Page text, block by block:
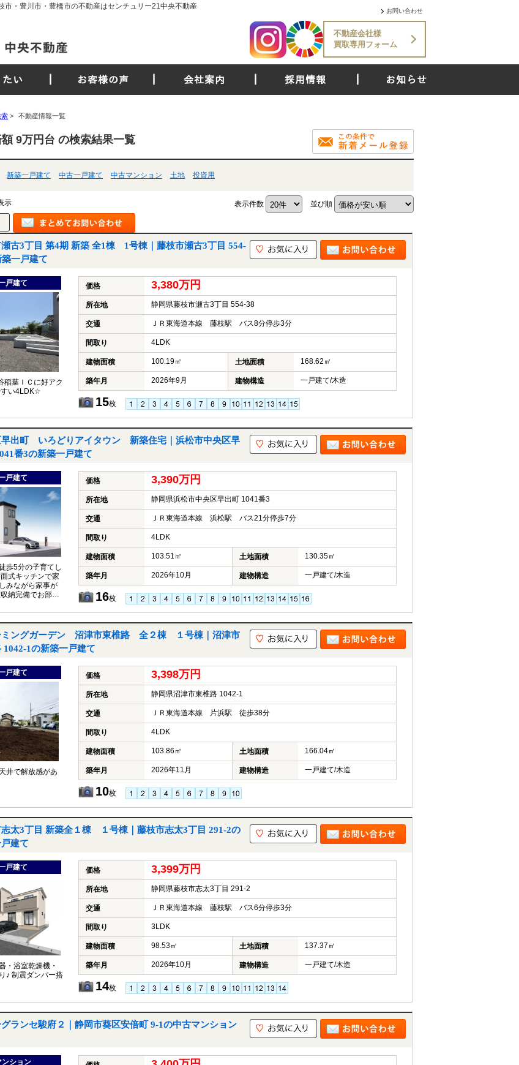
・豊川市・豊橋市の不動産はセンチュリー21中央不動産
不動産会社様
買取専用フォーム
お問い合わせ
たい お客様の声 会社案内 採用情報 お知らせ
索 > 不動産情報一覧
9万円台 の検索結果一覧
新築一戸建て 中古一戸建て 中古マンション 土地 投資用
示 表示件数 並び順
期 新築 全1棟 1号棟｜藤枝市瀬古3丁目 554-
一戸建て
戸建て
稲葉ＩＣに好アク
すい4LDK☆
価格 3,380万円
所在地 静岡県藤枝市瀬古3丁目 554-38
交通 ＪＲ東海道本線 藤枝駅 バス8分停歩3分
間取り 4LDK
建物面積 100.19㎡ 土地面積 168.62㎡
築年月 2026年9月 建物構造 一戸建て/木造
15枚
早出町 いろどりアイタウン 新築住宅｜浜松市中央区早
番3の新築一戸建て
戸建て
歩5分の子育てし
式キッチンで家
みながら家事が
納完備でお部屋
価格 3,390万円
所在地 静岡県浜松市中央区早出町 1041番3
交通 ＪＲ東海道本線 浜松駅 バス21分停歩7分
間取り 4LDK
建物面積 103.51㎡ 土地面積 130.35㎡
築年月 2026年10月 建物構造 一戸建て/木造
16枚
ミングガーデン 沼津市東椎路 全２棟 １号棟｜沼津市
1042-1の新築一戸建て
戸建て
井で解放感があ
価格 3,398万円
所在地 静岡県沼津市東椎路 1042-1
交通 ＪＲ東海道本線 片浜駅 徒歩38分
間取り 4LDK
建物面積 103.86㎡ 土地面積 166.04㎡
築年月 2026年11月 建物構造 一戸建て/木造
10枚
１号棟｜藤枝市志太3丁目 291-2の
建て
戸建て
・浴室乾燥機・
♪ 制震ダンパー搭
価格 3,399万円
所在地 静岡県藤枝市志太3丁目 291-2
交通 ＪＲ東海道本線 藤枝駅 バス6分停歩3分
間取り 3LDK
建物面積 98.53㎡ 土地面積 137.37㎡
築年月 2026年10月 建物構造 一戸建て/木造
14枚
ランセ駿府２｜静岡市葵区安倍町 9-1の中古マンション
ンション